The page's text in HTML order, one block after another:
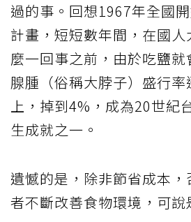
過的事。回想1967年全國
計畫，短短數年間，在國
麼一回事之前，由於吃鹽
腺腫（俗稱大脖子）盛行
上，掉到4%，成為20世紀
生成就之一。
遺憾的是，除非節省成本
者不斷改善食物環境，可說